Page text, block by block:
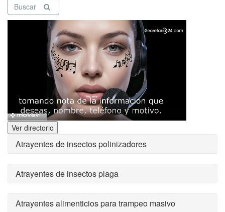
Buscar
Ver directorio
Atrayentes de insectos polinizadores
Atrayentes de insectos plaga
Atrayentes alimenticios para trampeo masivo